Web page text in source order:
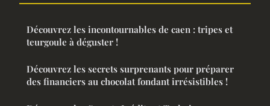
Découvrez les incontournables de caen : tripes et
teurgoule à déguster !
Découvrez les secrets surprenants pour préparer
des financiers au chocolat fondant irrésistibles !